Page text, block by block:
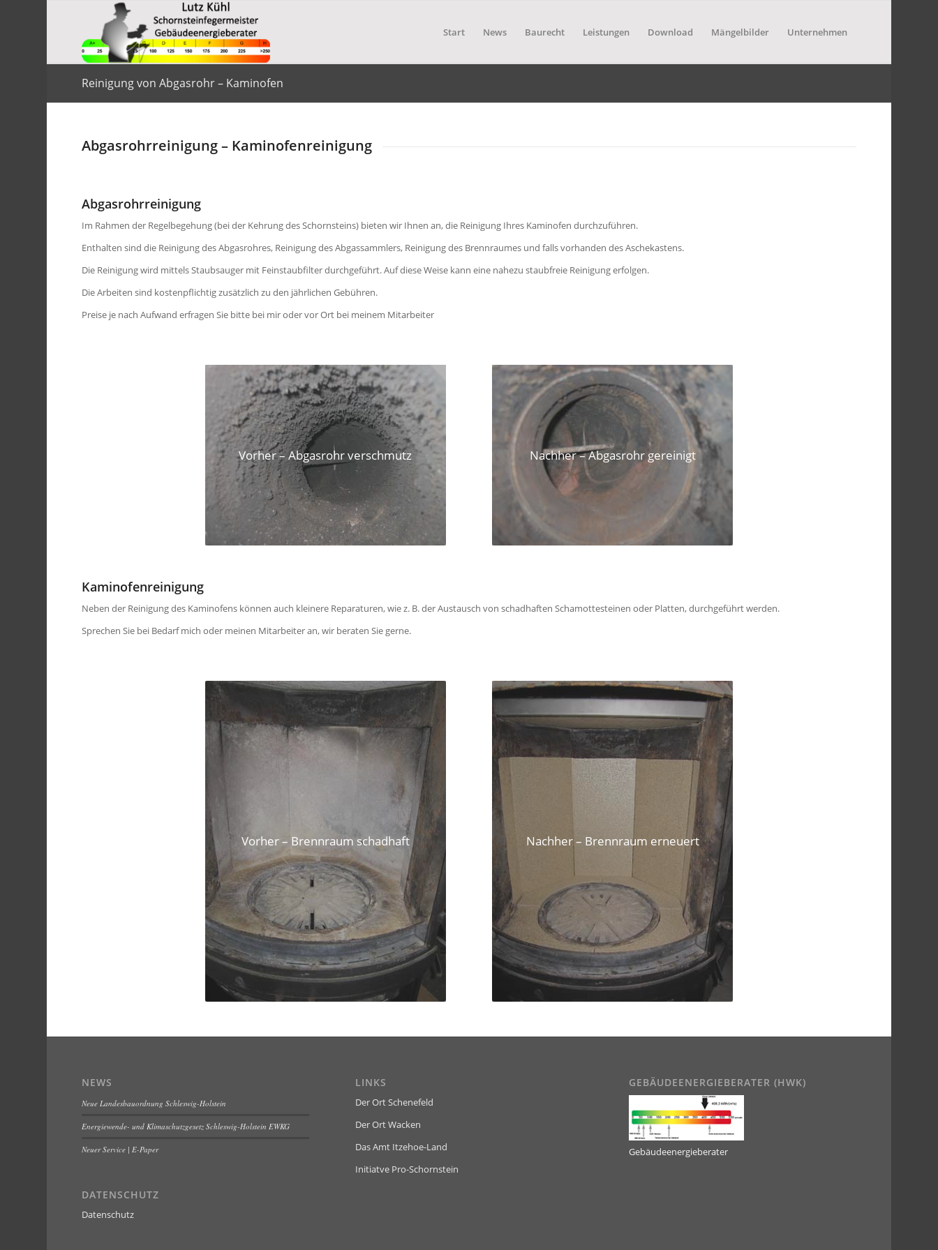
Start News Baurecht Leistungen Download Mängelbilder Unternehmen
Reinigung von Abgasrohr – Kaminofen
Abgasrohrreinigung – Kaminofenreinigung
Abgasrohrreinigung
Im Rahmen der Regelbegehung (bei der Kehrung des Schornsteins) bieten wir Ihnen an, die Reinigung Ihres Kaminofen durchzuführen.
Enthalten sind die Reinigung des Abgasrohres, Reinigung des Abgassammlers, Reinigung des Brennraumes und falls vorhanden des Aschekastens.
Die Reinigung wird mittels Staubsauger mit Feinstaubfilter durchgeführt. Auf diese Weise kann eine nahezu staubfreie Reinigung erfolgen.
Die Arbeiten sind kostenpflichtig zusätzlich zu den jährlichen Gebühren.
Preise je nach Aufwand erfragen Sie bitte bei mir oder vor Ort bei meinem Mitarbeiter
Vorher – Abgasrohr verschmutz Nachher – Abgasrohr gereinigt
Kaminofenreinigung
Neben der Reinigung des Kaminofens können auch kleinere Reparaturen, wie z. B. der Austausch von schadhaften Schamottesteinen oder Platten, durchgeführt werden.
Sprechen Sie bei Bedarf mich oder meinen Mitarbeiter an, wir beraten Sie gerne.
Vorher – Brennraum schadhaft Nachher – Brennraum erneuert
NEWS
Neue Landesbauordnung Schleswig-Holstein
Energiewende- und Klimaschutzgesetz Schleswig-Holstein EWKG
Neuer Service | E-Paper
DATENSCHUTZ
Datenschutz
LINKS
Der Ort Schenefeld
Der Ort Wacken
Das Amt Itzehoe-Land
Initiatve Pro-Schornstein
GEBÄUDEENERGIEBERATER (HWK)
Gebäudeenergieberater